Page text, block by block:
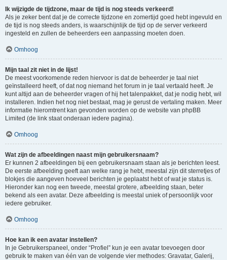
Ik wijzigde de tijdzone, maar de tijd is nog steeds verkeerd!
Als je zeker bent dat je de correcte tijdzone en zomertijd goed hebt ingevuld en
de tijd is nog steeds anders, is waarschijnlijk de tijd op de server verkeerd
ingesteld en zullen de beheerders een aanpassing moeten doen.
Omhoog
Mijn taal zit niet in de lijst!
De meest voorkomende reden hiervoor is dat de beheerder je taal niet
geïnstalleerd heeft, of dat nog niemand het forum in je taal vertaald heeft. Je
kunt altijd aan de beheerder vragen of hij het talenpakket, dat je nodig hebt, wil
installeren. Indien het nog niet bestaat, mag je gerust de vertaling maken. Meer
informatie hieromtrent kan gevonden worden op de website van phpBB
Limited (de link staat onderaan iedere pagina).
Omhoog
Wat zijn de afbeeldingen naast mijn gebruikersnaam?
Er kunnen 2 afbeeldingen bij een gebruikersnaam staan als je berichten leest.
De eerste afbeelding geeft aan welke rang je hebt, meestal zijn dit sterretjes of
blokjes die aangeven hoeveel berichten je geplaatst hebt of wat je status is.
Hieronder kan nog een tweede, meestal grotere, afbeelding staan, beter
bekend als een avatar. Deze afbeelding is meestal uniek of persoonlijk voor
iedere gebruiker.
Omhoog
Hoe kan ik een avatar instellen?
In je Gebruikerspaneel, onder “Profiel” kun je een avatar toevoegen door
gebruik te maken van één van de volgende vier methodes: Gravatar, Galerij,